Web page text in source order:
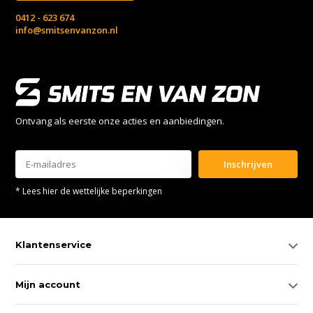
0412 - 623 674
info@smitsenvanzon.nl
Ontvang als eerste onze acties en aanbiedingen.
Inschrijven
* Lees hier de wettelijke beperkingen
Klantenservice
Mijn account